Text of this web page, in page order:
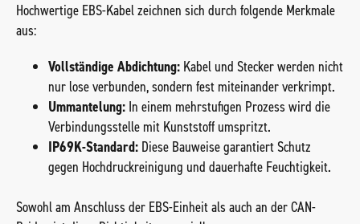
Hochwertige EBS-Kabel zeichnen sich durch folgende Merkmale
aus:
Vollständige Abdichtung: Kabel und Stecker werden nicht
nur lose verbunden, sondern fest miteinander verkrimpt.
Ummantelung: In einem mehrstufigen Prozess wird die
Verbindungsstelle mit Kunststoff umspritzt.
IP69K-Standard: Diese Bauweise garantiert Schutz
gegen Hochdruckreinigung und dauerhafte Feuchtigkeit.
Sowohl am Anschluss der EBS-Einheit als auch an der CAN-